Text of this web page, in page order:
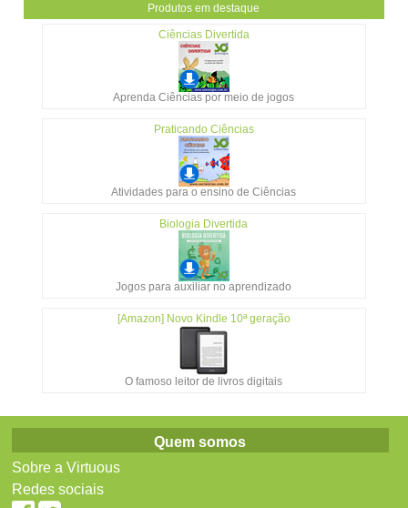
Produtos em destaque
Ciências Divertida
Aprenda Ciências por meio de jogos
Praticando Ciências
Atividades para o ensino de Ciências
Biologia Divertida
Jogos para auxiliar no aprendizado
[Amazon] Novo Kindle 10ª geração
O famoso leitor de livros digitais
Quem somos
Sobre a Virtuous
Redes sociais